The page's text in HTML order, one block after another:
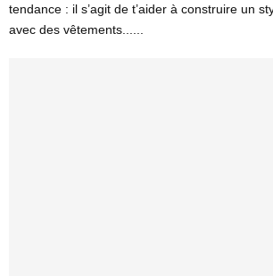
tendance : il s’agit de t’aider à construire un
avec des vêtements......